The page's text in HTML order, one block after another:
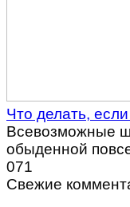
Что делать,
Всевозможные
обыденной
071
Свежие